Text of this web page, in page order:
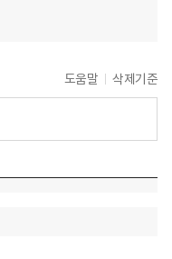
도움말 삭제기준